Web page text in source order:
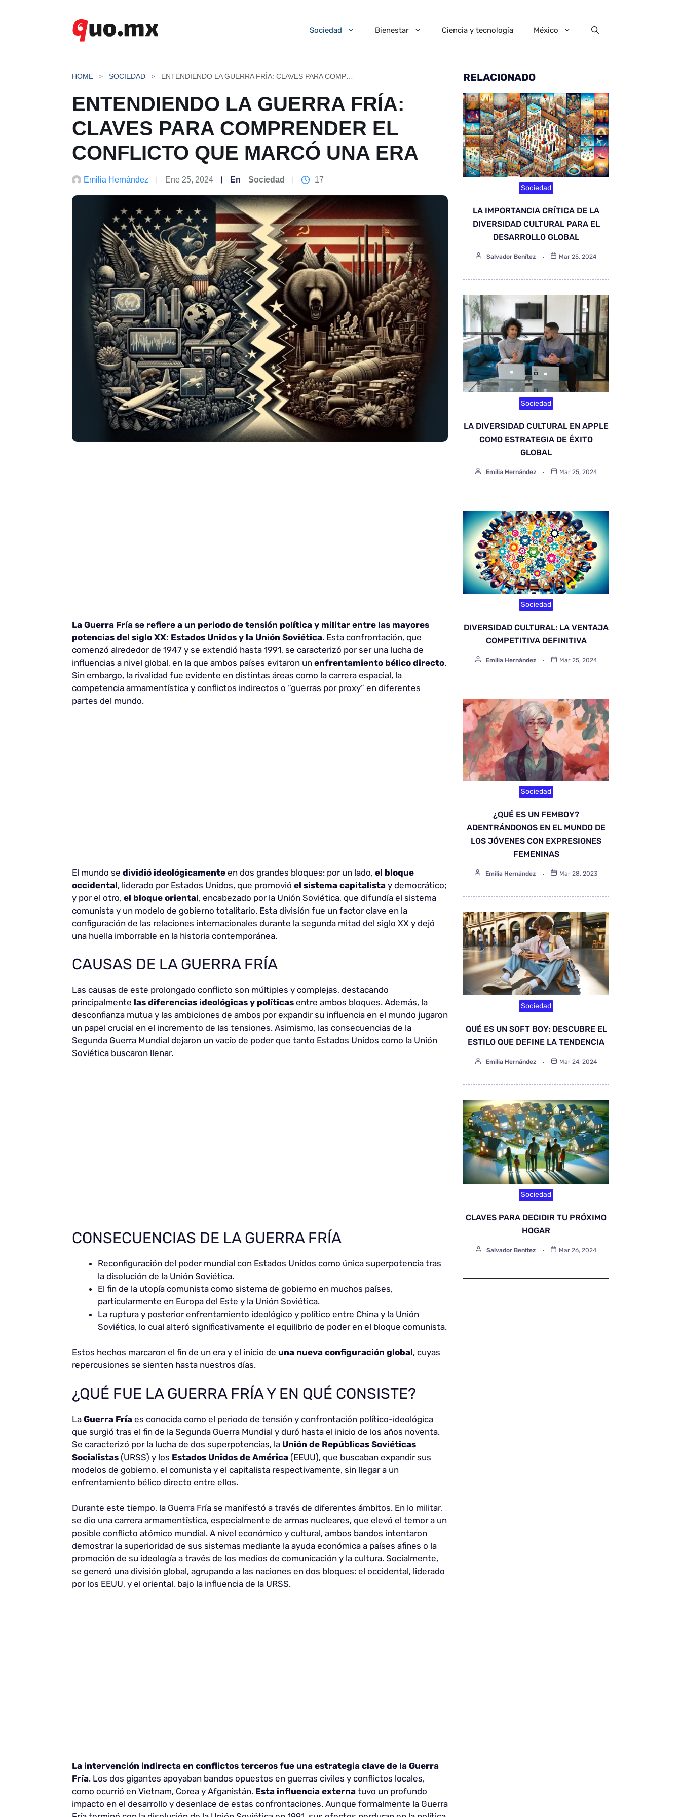
Sociedad Bienestar Ciencia y tecnología México
HOME SOCIEDAD
ENTENDIENDO LA GUERRA FRÍA:
CLAVES PARA COMPRENDER EL
CONFLICTO QUE MARCÓ UNA ERA
Emilia Hernández Ene 25, 2024 En Sociedad 17
La Guerra Fría se refiere a un periodo de tensión política y militar entre las mayores
potencias del siglo XX: Estados Unidos y la Unión Soviética. Esta confrontación, que
comenzó alrededor de 1947 y se extendió hasta 1991, se caracterizó por ser una lucha de
influencias a nivel global, en la que ambos países evitaron un enfrentamiento bélico directo.
Sin embargo, la rivalidad fue evidente en distintas áreas como la carrera espacial, la
competencia armamentística y conflictos indirectos o “guerras por proxy” en diferentes
partes del mundo.
El mundo se dividió ideológicamente en dos grandes bloques: por un lado, el bloque
occidental, liderado por Estados Unidos, que promovió el sistema capitalista y democrático;
y por el otro, el bloque oriental, encabezado por la Unión Soviética, que difundía el sistema
comunista y un modelo de gobierno totalitario. Esta división fue un factor clave en la
configuración de las relaciones internacionales durante la segunda mitad del siglo XX y dejó
una huella imborrable en la historia contemporánea.
CAUSAS DE LA GUERRA FRÍA
Las causas de este prolongado conflicto son múltiples y complejas, destacando
principalmente las diferencias ideológicas y políticas entre ambos bloques. Además, la
desconfianza mutua y las ambiciones de ambos por expandir su influencia en el mundo jugaron
un papel crucial en el incremento de las tensiones. Asimismo, las consecuencias de la
Segunda Guerra Mundial dejaron un vacío de poder que tanto Estados Unidos como la Unión
Soviética buscaron llenar.
CONSECUENCIAS DE LA GUERRA FRÍA
Reconfiguración del poder mundial con Estados Unidos como única superpotencia tras
la disolución de la Unión Soviética.
El fin de la utopía comunista como sistema de gobierno en muchos países,
particularmente en Europa del Este y la Unión Soviética.
La ruptura y posterior enfrentamiento ideológico y político entre China y la Unión
Soviética, lo cual alteró significativamente el equilibrio de poder en el bloque comunista.
Estos hechos marcaron el fin de un era y el inicio de una nueva configuración global, cuyas
repercusiones se sienten hasta nuestros días.
¿QUÉ FUE LA GUERRA FRÍA Y EN QUÉ CONSISTE?
La Guerra Fría es conocida como el periodo de tensión y confrontación político-ideológica
que surgió tras el fin de la Segunda Guerra Mundial y duró hasta el inicio de los años noventa.
Se caracterizó por la lucha de dos superpotencias, la Unión de Repúblicas Soviéticas
Socialistas (URSS) y los Estados Unidos de América (EEUU), que buscaban expandir sus
modelos de gobierno, el comunista y el capitalista respectivamente, sin llegar a un
enfrentamiento bélico directo entre ellos.
Durante este tiempo, la Guerra Fría se manifestó a través de diferentes ámbitos. En lo militar,
se dio una carrera armamentística, especialmente de armas nucleares, que elevó el temor a un
posible conflicto atómico mundial. A nivel económico y cultural, ambos bandos intentaron
demostrar la superioridad de sus sistemas mediante la ayuda económica a países afines o la
promoción de su ideología a través de los medios de comunicación y la cultura. Socialmente,
se generó una división global, agrupando a las naciones en dos bloques: el occidental, liderado
por los EEUU, y el oriental, bajo la influencia de la URSS.
La intervención indirecta en conflictos terceros fue una estrategia clave de la Guerra
Fría. Los dos gigantes apoyaban bandos opuestos en guerras civiles y conflictos locales,
como ocurrió en Vietnam, Corea y Afganistán. Esta influencia externa tuvo un profundo
impacto en el desarrollo y desenlace de estas confrontaciones. Aunque formalmente la Guerra
RELACIONADO
Sociedad
LA IMPORTANCIA CRÍTICA DE LA
DIVERSIDAD CULTURAL PARA EL
DESARROLLO GLOBAL
Salvador Benítez Mar 25, 2024
Sociedad
LA DIVERSIDAD CULTURAL EN APPLE
COMO ESTRATEGIA DE ÉXITO
GLOBAL
Emilia Hernández Mar 25, 2024
Sociedad
DIVERSIDAD CULTURAL: LA VENTAJA
COMPETITIVA DEFINITIVA
Emilia Hernández Mar 25, 2024
Sociedad
¿QUÉ ES UN FEMBOY?
ADENTRÁNDONOS EN EL MUNDO DE
LOS JÓVENES CON EXPRESIONES
FEMENINAS
Emilia Hernández Mar 28, 2023
Sociedad
QUÉ ES UN SOFT BOY: DESCUBRE EL
ESTILO QUE DEFINE LA TENDENCIA
Emilia Hernández Mar 24, 2024
Sociedad
CLAVES PARA DECIDIR TU PRÓXIMO
HOGAR
Salvador Benítez Mar 26, 2024